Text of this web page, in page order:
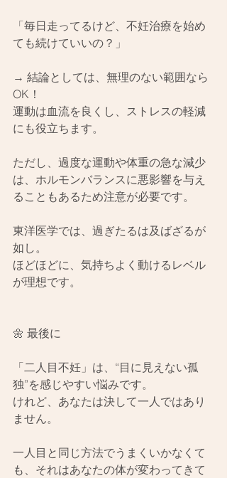
「毎日走ってるけど、不妊治療を始め
ても続けていいの？」
→ 結論としては、無理のない範囲なら
OK！
運動は血流を良くし、ストレスの軽減
にも役立ちます。
ただし、過度な運動や体重の急な減少
は、ホルモンバランスに悪影響を与え
ることもあるため注意が必要です。
東洋医学では、過ぎたるは及ばざるが
如し。
ほどほどに、気持ちよく動けるレベル
が理想です。
🌼 最後に
「二人目不妊」は、“目に見えない孤
独”を感じやすい悩みです。
けれど、あなたは決して一人ではあり
ません。
一人目と同じ方法でうまくいかなくて
も、それはあなたの体が変わってきて